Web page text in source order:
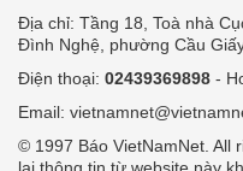
Địa chỉ: Tầng 18, Toà nhà
Đình Nghệ, phường Cầu
Điện thoại: 02439369898 -
Email:
© 1997 Báo VietNamNet. All